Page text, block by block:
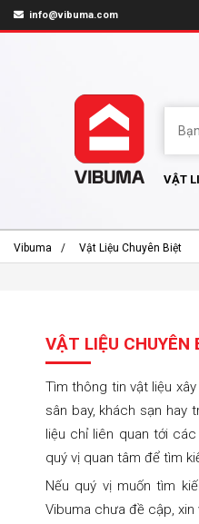
info@vibuma.com
VẬT
Vibuma Vật Liệu Chuyên Biệt
VẬT LIỆU CHUYÊN
Tìm thông tin vật liệu
sân bay, khách sạn hay
liệu chỉ liên quan tới
quý vị quan tâm để tìm
Nếu quý vị muốn tìm
Vibuma chưa đề cập,